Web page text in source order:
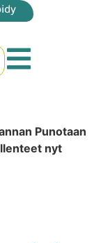
Punotaan
nyt